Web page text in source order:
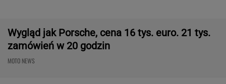
Masz taką kartę w aucie? Służby
zwracają teraz uwagę na jeden szczegół